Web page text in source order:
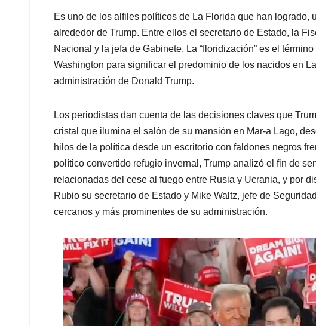
Es uno de los alfiles políticos de La Florida que han logrado,
alrededor de Trump. Entre ellos el secretario de Estado, la
Nacional y la jefa de Gabinete. La “floridización” es el
Washington para significar el predominio de los nacidos en
administración de Donald Trump.
Los periodistas dan cuenta de las decisiones claves que
cristal que ilumina el salón de su mansión en Mar-a Lago,
hilos de la política desde un escritorio con faldones negros
político convertido refugio invernal, Trump analizó el fin de
relacionadas del cese al fuego entre Rusia y Ucrania, y por
Rubio su secretario de Estado y Mike Waltz, jefe de
cercanos y más prominentes de su administración.